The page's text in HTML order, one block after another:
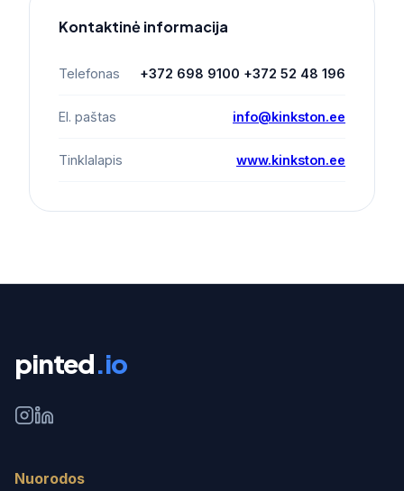
Kontaktinė informacija
Telefonas +372 698 9100 +372 52 48 196
El. paštas info@kinkston.ee
Tinklalapis www.kinkston.ee
pinted.io
Nuorodos